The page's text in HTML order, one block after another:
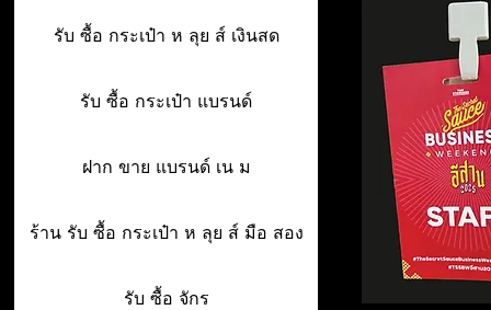
รับ ซื้อ กระเป๋า ห ลุย ส์ เงินสด
รับ ซื้อ กระเป๋า แบรนด์
ฝาก ขาย แบรนด์ เน ม
ร้าน รับ ซื้อ กระเป๋า ห ลุย ส์ มือ สอง
รับ ซื้อ จักร